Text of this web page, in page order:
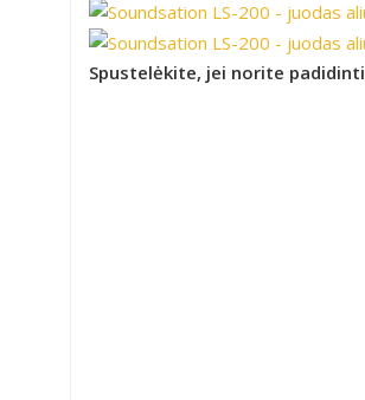
Spustelėkite, jei norite padidinti